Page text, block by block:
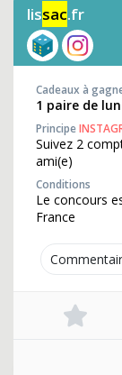
lissac.fr
Cadeaux à
1 paire de
Principe
Suivez 2
ami(e)
Conditions
Le concours
France